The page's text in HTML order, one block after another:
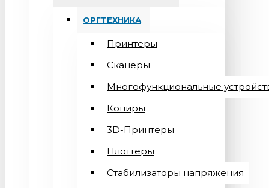
ОРГТЕХНИКА
Принтеры
Сканеры
Многофункциональные
Копиры
3D-Принтеры
Плоттеры
Стабилизаторы напряжения